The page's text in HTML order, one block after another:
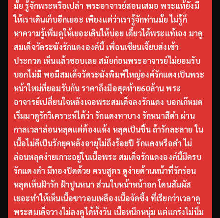
มั้ย รู้จักพระหรือเปล่า พระอาจารย์สอนเสมอ พระแท้ยังมี
ให้เราเดินเก็บอีกเยอะ เพียงแต่ว่าเรารู้จักท่านมั้ย ไม่รู้ก็
หาความรู้เพิ่มดูให้เยอะเดินให้บ่อย เดี๋ยวได้พระแท้เอง มาดู
สมเด็จวัดระฆังรักแดงองค์นี้ เพื่อนเซียนเจี๊ยบส่งเข้า
ประกวด เห็นแล้วชอบเลย สมัยก่อนพระอาจารย์ไม่ยอมรับ
บอกไม่มี พอมีสมเด็จวัดระฆังพิมพ์ใหญ่องค์รักแดงเป็นพระ
หน้าใหม่ที่ยอมรับกัน ราคาถึงมือสุดท้าย60ล้าน พระ
อาจารย์เปลี่ยนใจหลังเจอพระสมเด็จลงรักแดง บอกเก๊หมด
เริ่มมาดูรักวิเคราะห์ได้ว่า รักแดงทาบาง รักหนาสีดำ ผ่าน
กาลเวลาล่อนหลุดแต่ต้องแห้ง หลุดเป็นชิ้น ถ้ารักละลาย ใน
เนื้อไม่ดีเป็นรักยุคหลังอายุไม่ถึงร้อยปี รักแดงหรือดำ ไม่
ล่อนหลุดง่ายเกาะอยู่ในเนื้อพระ สมเด็จรักแดงองค์นี้มีครบ
รักแดงดำ มีทองปิดด้วย ครบสูตร ดูง่ายด้านหน้าที่รักร่อน
หลุดเห็นฝ้ารัก ฝ้าปูนหนา ส่วนใบหน้าหน้าอก โดนสัมผัส
เยอะทำให้เห็นเนื้อขาวอมเหลืองเนื้อจัดซึ้ง ที่เรียกว่าเวลาดู
พระสมเด็จวางไม่ลงดูได้ทั้งวัน เนื้อหนึกหนุ่ม แต่แกร่งไม่นิ่ม